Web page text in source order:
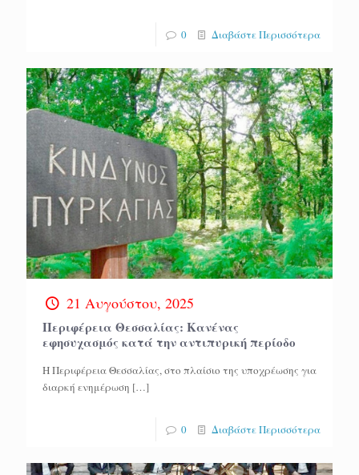
0 Διαβάστε Περισσότερα
21 Αυγούστου, 2025
Περιφέρεια Θεσσαλίας: Κανένας
εφησυχασμός κατά την αντιπυρική περίοδο
Η Περιφέρεια Θεσσαλίας, στο πλαίσιο της υποχρέωσης για
διαρκή ενημέρωση […]
0 Διαβάστε Περισσότερα